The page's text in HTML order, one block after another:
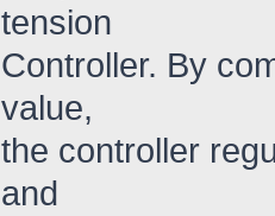
tension
Controller. By
value,
the controller
and